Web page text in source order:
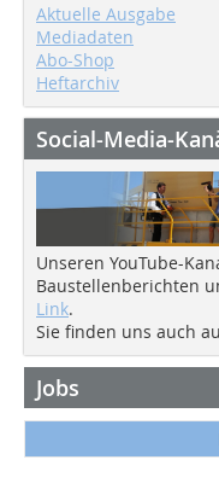
Aktuelle Ausgabe
Mediadaten
Abo-Shop
Heftarchiv
Social-Media-
Unseren YouTube-
Baustellenberichten
Link.
Sie finden uns auch
Jobs